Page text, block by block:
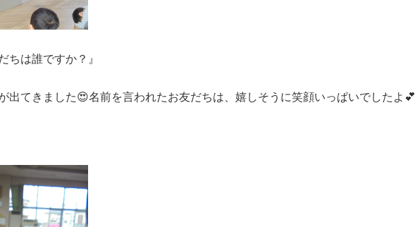
ちは誰ですか？』
出てきました😍名前を言われたお友だちは、嬉しそうに笑顔いっぱいでしたよ💕